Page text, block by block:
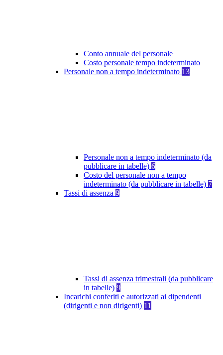
Conto annuale del personale
Costo personale tempo indeterminato
Personale non a tempo indeterminato 13
Personale non a tempo indeterminato (da
pubblicare in tabelle) 6
Costo del personale non a tempo
indeterminato (da pubblicare in tabelle) 7
Tassi di assenza 9
Tassi di assenza trimestrali (da pubblicare
in tabelle) 9
Incarichi conferiti e autorizzati ai dipendenti
(dirigenti e non dirigenti) 11